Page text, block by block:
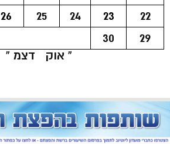
22
23
24
25
26
29
30
« אוק
דצמ »